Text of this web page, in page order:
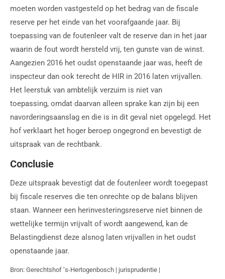
moeten worden vastgesteld op het bedrag van de fiscale
reserve per het einde van het voorafgaande jaar. Bij
toepassing van de foutenleer valt de reserve dan in het jaar
waarin de fout wordt hersteld vrij, ten gunste van de winst.
Aangezien 2016 het oudst openstaande jaar was, heeft de
inspecteur dan ook terecht de HIR in 2016 laten vrijvallen.
Het leerstuk van ambtelijk verzuim is niet van
toepassing, omdat daarvan alleen sprake kan zijn bij een
navorderingsaanslag en die is in dit geval niet opgelegd. Het
hof verklaart het hoger beroep ongegrond en bevestigt de
uitspraak van de rechtbank.
Conclusie
Deze uitspraak bevestigt dat de foutenleer wordt toegepast
bij fiscale reserves die ten onrechte op de balans blijven
staan. Wanneer een herinvesteringsreserve niet binnen de
wettelijke termijn vrijvalt of wordt aangewend, kan de
Belastingdienst deze alsnog laten vrijvallen in het oudst
openstaande jaar.
Bron: Gerechtshof ‘s-Hertogenbosch | jurisprudentie |